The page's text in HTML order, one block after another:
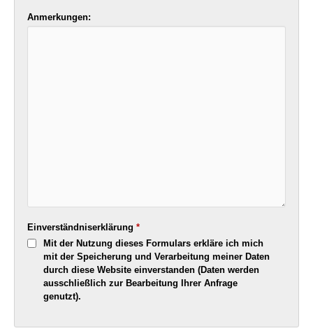
Anmerkungen:
Einverständniserklärung *
Mit der Nutzung dieses Formulars erkläre ich mich
mit der Speicherung und Verarbeitung meiner Daten
durch diese Website einverstanden (Daten werden
ausschließlich zur Bearbeitung Ihrer Anfrage
genutzt).